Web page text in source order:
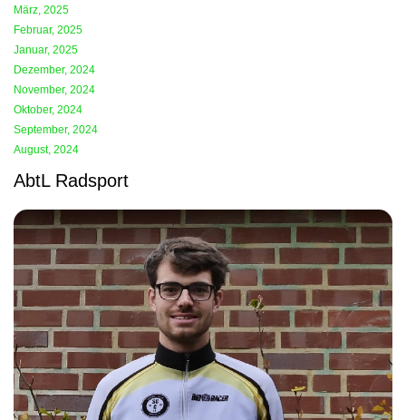
März, 2025
Februar, 2025
Januar, 2025
Dezember, 2024
November, 2024
Oktober, 2024
September, 2024
August, 2024
AbtL Radsport